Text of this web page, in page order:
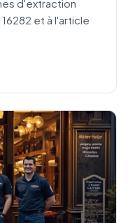
d'extraction
et à l'article